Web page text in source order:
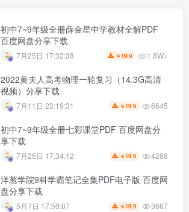
初中7~9年级全册薛金星中学教材全解PDF
百度网盘分享下载
7月25日 17:32:38 ￥ 19.9 1.8W+
2022黄夫人高考物理一轮复习（14.3G高清
视频）分享下载
7月11日 23:19:31 ￥ 19.9 6645
初中7~9年级全册七彩课堂PDF 百度网盘分
享下载
7月25日 17:34:12 ￥ 19.9 4288
洋葱学院9科学霸笔记全集PDF电子版 百度网
盘分享下载
5月7日 17:59:07 ￥ 19.9 3667